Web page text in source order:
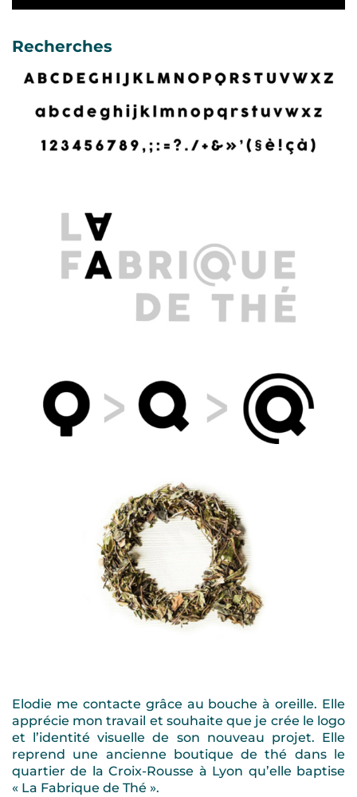
Recherches
Elodie me contacte grâce au bouche à oreille. Elle
apprécie mon travail et souhaite que je crée le logo
et l’identité visuelle de son nouveau projet. Elle
reprend une ancienne boutique de thé dans le
quartier de la Croix-Rousse à Lyon qu’elle baptise
« La Fabrique de Thé ».